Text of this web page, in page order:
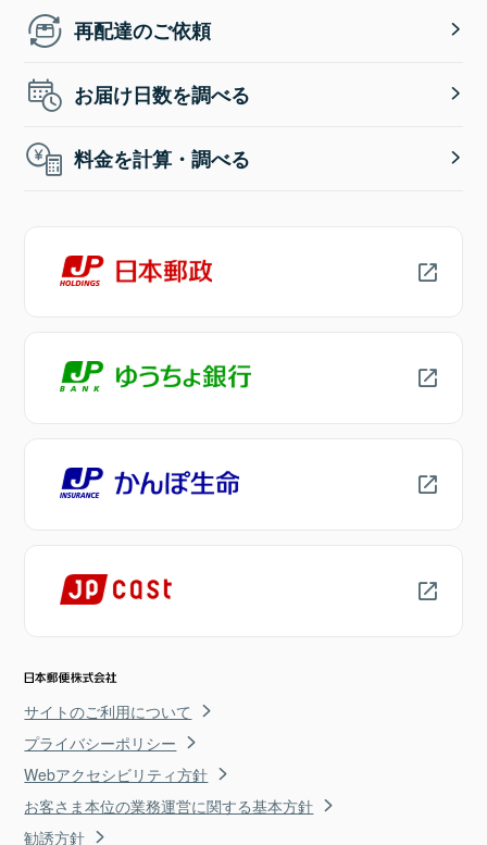
再配達のご依頼
お届け日数を調べる
料金を計算・調べる
サイトのご利用について
プライバシーポリシー
Webアクセシビリティ方針
お客さま本位の業務運営に関する基本方針
勧誘方針